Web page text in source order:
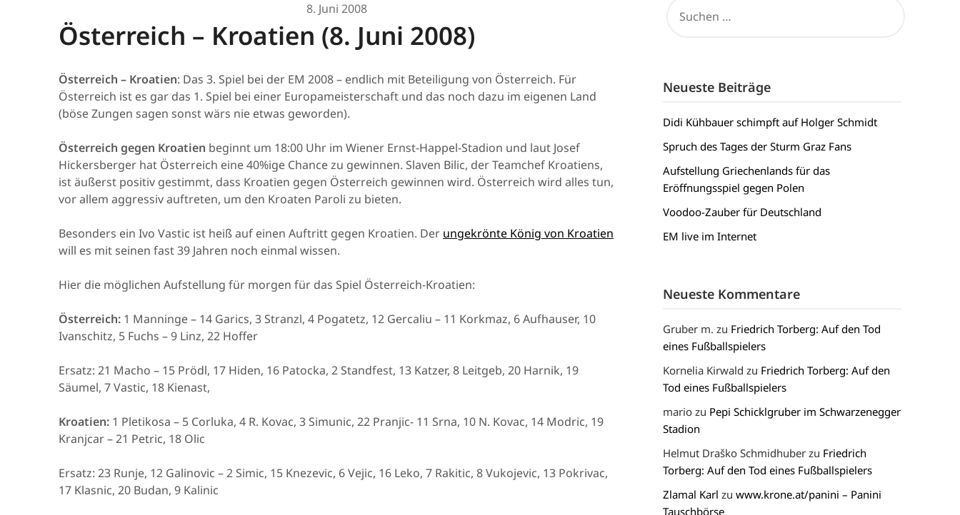
8. Juni 2008
Österreich – Kroatien (8. Juni 2008)
Österreich – Kroatien: Das 3. Spiel bei der EM 2008 – endlich mit Beteiligung von Österreich. Für
Österreich ist es gar das 1. Spiel bei einer Europameisterschaft und das noch dazu im eigenen Land
(böse Zungen sagen sonst wärs nie etwas geworden).
Österreich gegen Kroatien beginnt um 18:00 Uhr im Wiener Ernst-Happel-Stadion und laut Josef
Hickersberger hat Österreich eine 40%ige Chance zu gewinnen. Slaven Bilic, der Teamchef Kroatiens,
ist äußerst positiv gestimmt, dass Kroatien gegen Österreich gewinnen wird. Österreich wird alles tun,
vor allem aggressiv auftreten, um den Kroaten Paroli zu bieten.
Besonders ein Ivo Vastic ist heiß auf einen Auftritt gegen Kroatien. Der ungekrönte König von Kroatien
will es mit seinen fast 39 Jahren noch einmal wissen.
Hier die möglichen Aufstellung für morgen für das Spiel Österreich-Kroatien:
Österreich: 1 Manninge – 14 Garics, 3 Stranzl, 4 Pogatetz, 12 Gercaliu – 11 Korkmaz, 6 Aufhauser, 10
Ivanschitz, 5 Fuchs – 9 Linz, 22 Hoffer
Ersatz: 21 Macho – 15 Prödl, 17 Hiden, 16 Patocka, 2 Standfest, 13 Katzer, 8 Leitgeb, 20 Harnik, 19
Säumel, 7 Vastic, 18 Kienast,
Kroatien: 1 Pletikosa – 5 Corluka, 4 R. Kovac, 3 Simunic, 22 Pranjic- 11 Srna, 10 N. Kovac, 14 Modric, 19
Kranjcar – 21 Petric, 18 Olic
Ersatz: 23 Runje, 12 Galinovic – 2 Simic, 15 Knezevic, 6 Vejic, 16 Leko, 7 Rakitic, 8 Vukojevic, 13 Pokrivac,
17 Klasnic, 20 Budan, 9 Kalinic
NACH:
Neueste Beiträge
Didi Kühbauer schimpft auf Holger Schmidt
Spruch des Tages der Sturm Graz Fans
Aufstellung Griechenlands für das
Eröffnungsspiel gegen Polen
Voodoo-Zauber für Deutschland
EM live im Internet
Neueste Kommentare
Gruber m. zu Friedrich Torberg: Auf den Tod
eines Fußballspielers
Kornelia Kirwald zu Friedrich Torberg: Auf den
Tod eines Fußballspielers
mariozu Pepi Schicklgruber im Schwarzenegger
Stadion
Helmut Draško Schmidhuberzu Friedrich
Torberg: Auf den Tod eines Fußballspielers
Zlamal Karl zu www.krone.at/panini – Panini
Tauschbörse